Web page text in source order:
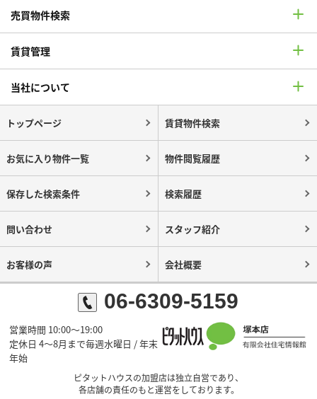
売買物件検索
賃貸管理
当社について
トップページ 賃貸物件検索
お気に入り物件一覧 物件閲覧履歴
保存した検索条件 検索履歴
問い合わせ スタッフ紹介
お客様の声 会社概要
06-6309-5159
営業時間 10:00～19:00
定休日 4～8月まで毎週水曜日 / 年末
年始
ピタットハウスの加盟店は独立自営であり、
各店舗の責任のもと運営をしております。